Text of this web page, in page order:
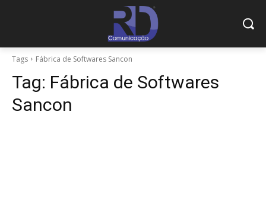
Tags Fábrica de Softwares Sancon
Tag: Fábrica de Softwares
Sancon